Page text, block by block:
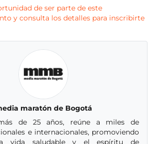
de ser parte de este
y consulta los detalles para inscribirte
maratón de Bogotá
de 25 años, reúne a miles de
e internacionales, promoviendo
vida saludable y el espíritu de